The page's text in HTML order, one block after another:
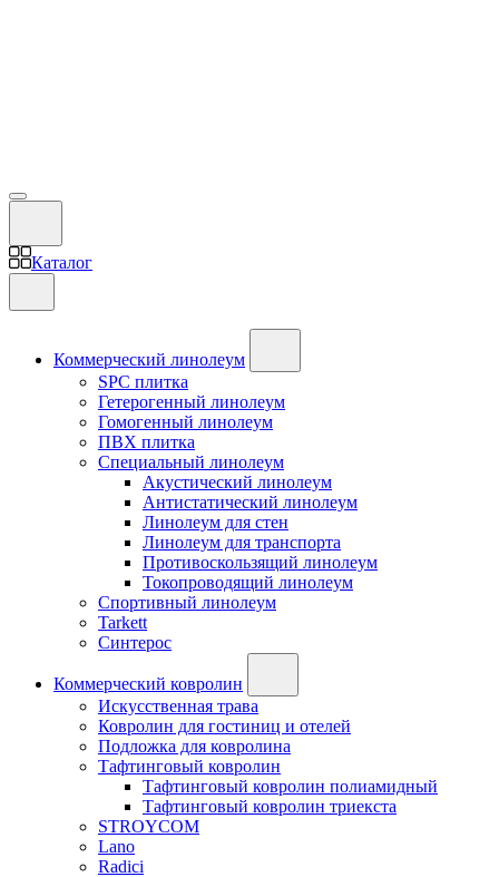
Каталог
Коммерческий линолеум
SPC плитка
Гетерогенный линолеум
Гомогенный линолеум
ПВХ плитка
Специальный линолеум
Акустический линолеум
Антистатический линолеум
Линолеум для стен
Линолеум для транспорта
Противоскользящий линолеум
Токопроводящий линолеум
Спортивный линолеум
Tarkett
Синтерос
Коммерческий ковролин
Искусственная трава
Ковролин для гостиниц и отелей
Подложка для ковролина
Тафтинговый ковролин
Тафтинговый ковролин полиамидный
Тафтинговый ковролин триекста
STROYCOM
Lano
Radici